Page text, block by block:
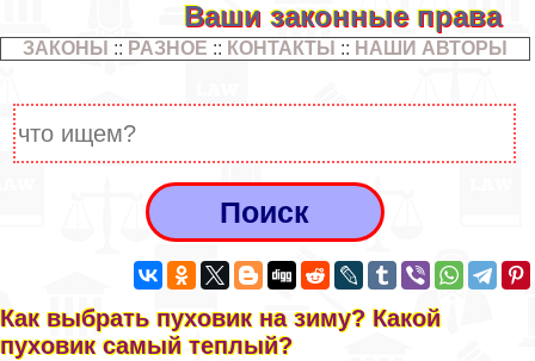
Ваши законные права
ЗАКОНЫ :: РАЗНОЕ :: КОНТАКТЫ :: НАШИ АВТОРЫ
Как выбрать пуховик на зиму? Какой
пуховик самый теплый?